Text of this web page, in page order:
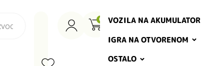
0 VOZILA NA AKUMULATOR
IGRA NA OTVORENOM
OSTALO